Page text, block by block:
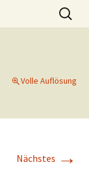
Suchen
nach:
Volle Auflösung
Nächstes →